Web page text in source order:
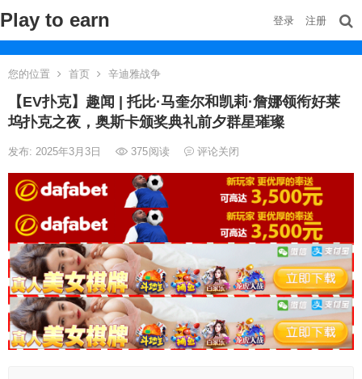
Play to earn 登录 注册
您的位置 首页 辛迪雅战争
【EV扑克】趣闻 | 托比·马奎尔和凯莉·詹娜领衔好莱
坞扑克之夜，奥斯卡颁奖典礼前夕群星璀璨
发布: 2025年3月3日 375阅读 评论关闭